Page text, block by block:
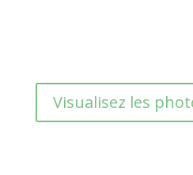
Visualisez les